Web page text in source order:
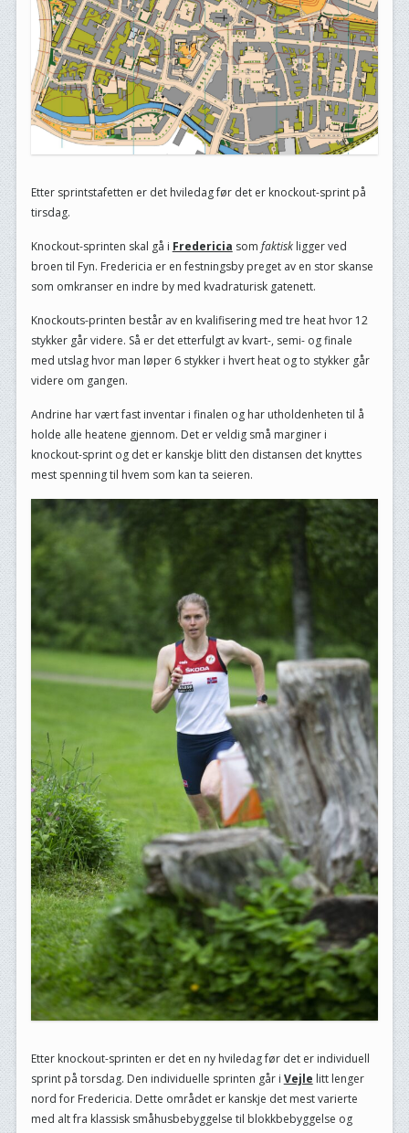
Etter sprintstafetten er det hviledag før det er knockout-sprint på
tirsdag.
Knockout-sprinten skal gå i Fredericia som faktiskligger ved
broen til Fyn. Fredericia er en festningsby preget av en stor skanse
som omkranser en indre by med kvadraturisk gatenett.
Knockouts-printen består av en kvalifisering med tre heat hvor 12
stykker går videre. Så er det etterfulgt av kvart-, semi- og finale
med utslag hvor man løper 6 stykker i hvert heat og to stykker går
videre om gangen.
Andrine har vært fast inventar i finalen og har utholdenheten til å
holde alle heatene gjennom. Det er veldig små marginer i
knockout-sprint og det er kanskje blitt den distansen det knyttes
mest spenning til hvem som kan ta seieren.
Etter knockout-sprinten er det en ny hviledag før det er individuell
sprint på torsdag. Den individuelle sprinten går i Vejle litt lenger
nord for Fredericia. Dette området er kanskje det mest varierte
med alt fra klassisk småhusbebyggelse til blokkbebyggelse og